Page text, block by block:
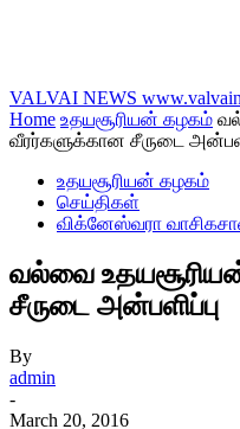
VALVAI NEWS
Home உதயசூரியன் கழகம்
வீரர்களுக்கான சீருடை
உதயசூரியன் கழகம்
செய்திகள்
விக்னேஸ்வரா
வல்வை
சீருடை அன்பளிப்பு
By
admin
-
March 20, 2016